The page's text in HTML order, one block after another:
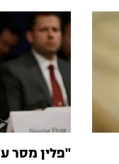
"פלין מסר